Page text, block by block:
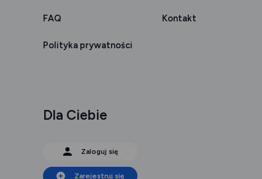
FAQ Kontakt
Polityka prywatności
Dla Ciebie
Zaloguj się
Zarejestruj się